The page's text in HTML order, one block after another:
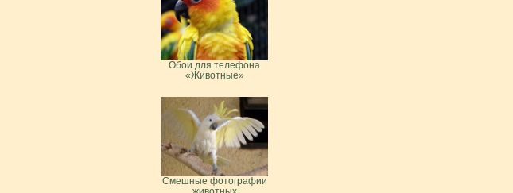
Обои для телефона
«Животные»
Смешные фотографии